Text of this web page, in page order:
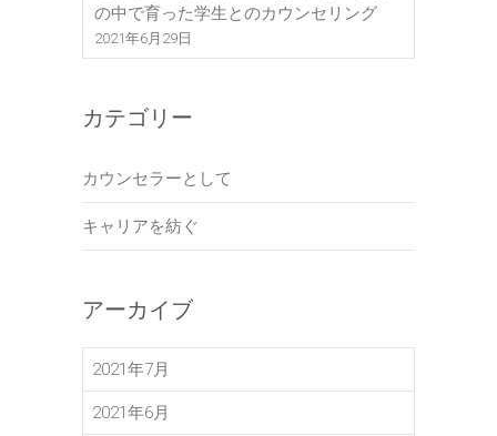
の中で育った学生とのカウンセリング
2021年6月29日
カテゴリー
カウンセラーとして
キャリアを紡ぐ
アーカイブ
2021年7月
2021年6月